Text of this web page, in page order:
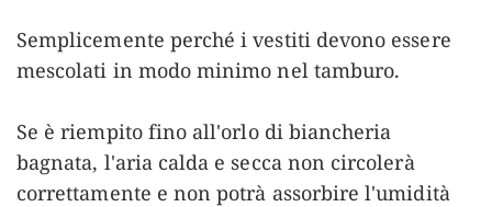
Semplicemente perché i vestiti devono essere
mescolati in modo minimo nel tamburo.
Se è riempito fino all'orlo di biancheria
bagnata, l'aria calda e secca non circolerà
correttamente e non potrà assorbire l'umidità